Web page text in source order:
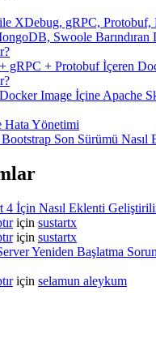
XDebug, gRPC, Protobuf,
Swoole Barındıran
gRPC + Protobuf İçeren
Image İçine Apache
Hata Yönetimi
Son Sürümü Nasıl
4 İçin Nasıl Eklenti
için sustartx
için sustartx
Yeniden Başlatma
için selamun aleykum